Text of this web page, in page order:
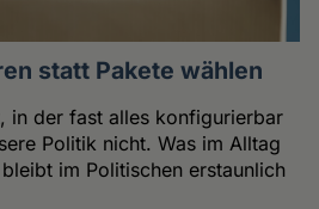
statt Pakete wählen
in der fast alles konfigurierbar
Politik nicht. Was im Alltag
im Politischen erstaunlich